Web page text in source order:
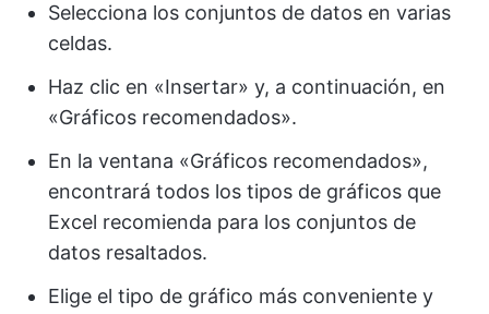
Selecciona los conjuntos de datos en varias
celdas.
Haz clic en «Insertar» y, a continuación, en
«Gráficos recomendados».
En la ventana «Gráficos recomendados»,
encontrará todos los tipos de gráficos que
Excel recomienda para los conjuntos de
datos resaltados.
Elige el tipo de gráfico más conveniente y